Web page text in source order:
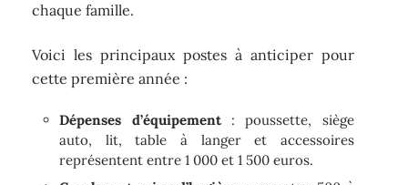
chaque famille.
Voici les principaux postes à anticiper pour
cette première année :
Dépenses d’équipement: poussette, siège
auto, lit, table à langer et accessoires
représentent entre 1 000 et 1 500 euros.